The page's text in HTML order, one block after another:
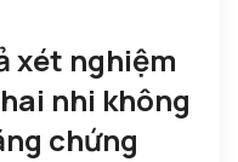
xét nghiệm
nhi không
chứng